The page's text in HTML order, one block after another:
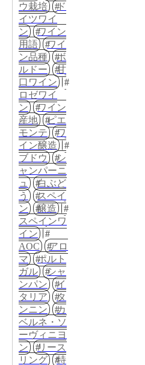
ウ栽培
ド
イツワイ
ン
ワイン
用語
ワイ
ン品種
ボ
ルドー
甘
口ワイン
ロゼワイ
ン
ワイン
産地
ピエ
モンテ
ワ
イン醸造
ブドウ
シ
ャンパーニ
ュ
白ぶど
う
スペイ
ン
醸造
スペインワ
イン
AOC
アロ
マ
ポルト
ガル
シャ
ンパン
イ
タリア
タ
ンニン
カ
ベルネ・ソ
ーヴィニヨ
ン
リース
リング
特